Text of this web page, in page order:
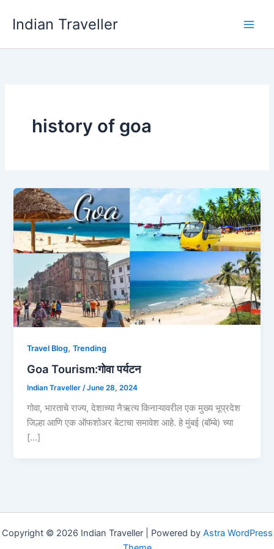
Indian Traveller
history of goa
Travel Blog,Trending
Goa Tourism:गोवा पर्यटन
Indian Traveller/June 28, 2024
गोवा, भारताचे राज्य, देशाच्या नैऋत्य किनाऱ्यावरील एक मुख्य भूप्रदेश
जिल्हा आणि एक ऑफशोअर बेटाचा समावेश आहे. हे मुंबई (बॉम्बे) च्या
[…]
Copyright © 2026 Indian Traveller | Powered by Astra WordPress